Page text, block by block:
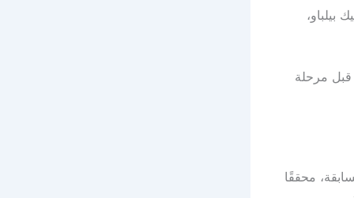
بيلباو،
قبل مرحلة
محققًا